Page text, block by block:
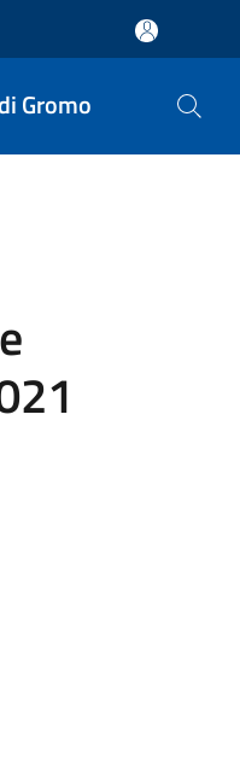
Gromo